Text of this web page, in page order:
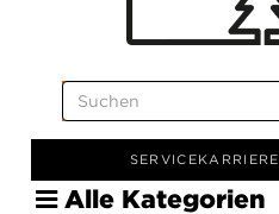
SERVICEKARRIERE
Alle Kategorien